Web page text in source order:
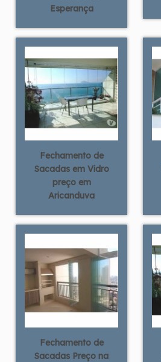
Esperança
Fechamento de
Sacadas em Vidro
preço em
Aricanduva
Fechamento de
Sacadas Preço na